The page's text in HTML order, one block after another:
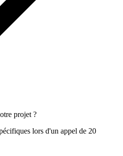
projet ?
lors d'un appel de 20